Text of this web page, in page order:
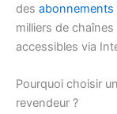
des abonnements
milliers de
accessibles via
Pourquoi choisir
revendeur ?